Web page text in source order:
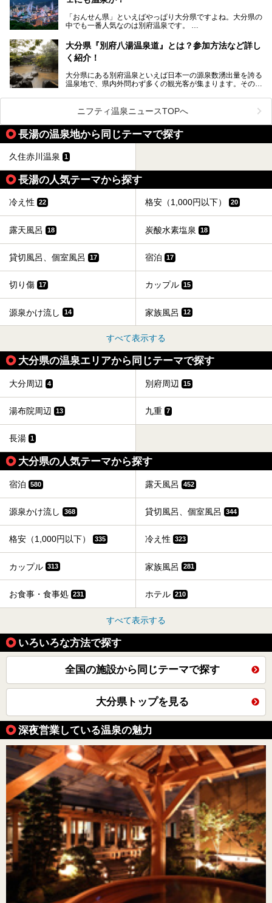
な市営温泉をまとめました。
Let’s go to Hell !
「おんせん県」といえばやっぱり大分県ですよね。大分県の
中でも一番人気なのは別府温泉です。
中いても飽きません。
普通に温泉に浸かる以外にも、別府地獄巡りや砂湯などは有
名ですよね。
別府温泉は共同湯も多く、家庭やマンションにも温泉を引い
ている所もあります。
あるんです。
これを読んで別府温泉巡りの参考になればと思います。
大分県『別府八湯温泉道』とは？参加方法など詳し
く紹介！
大分県にある別府温泉といえば日本一の源泉数湧出量を誇る
温泉地で、県内外問わず多くの観光客が集まります。その別
八湯温泉道とは別府八湯を巡る体験型イベントで、施設を回
って88ヶ所のスタンプを集めて温泉名人の認定を目指すと
いうものです。
別府には朝早くから夜遅くまでやっている地元に根付いた銭
湯や、日帰りのみの大きな施設など様々な形態の温泉があり
ます。泉質も数多くなるので、好きな温泉から巡って温泉名
人を目指してみてはいかがでしょうか？
ニフティ温泉ニュースTOPへ
長湯の温泉地から同じテーマで探す
久住赤川温泉 1
長湯の人気テーマから探す
冷え性 22 格安（1,000円以下） 20
露天風呂 18 炭酸水素塩泉 18
貸切風呂、個室風呂 17 宿泊 17
切り傷 17 カップル 15
源泉かけ流し 14 家族風呂 12
すべて表示する
大分県の温泉エリアから同じテーマで探す
大分周辺 4 別府周辺 15
湯布院周辺 13 九重 7
長湯 1
大分県の人気テーマから探す
宿泊 580 露天風呂 452
源泉かけ流し 368 貸切風呂、個室風呂 344
格安（1,000円以下） 335 冷え性 323
カップル 313 家族風呂 281
お食事・食事処 231 ホテル 210
すべて表示する
いろいろな方法で探す
全国の施設から同じテーマで探す
大分県トップを見る
深夜営業している温泉の魅力